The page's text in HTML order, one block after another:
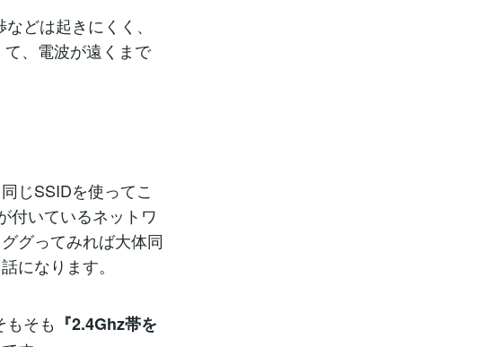
どは起きにくく、
、電波が遠くまで
じSSIDを使ってこ
付いているネットワ
グってみれば大体同
になります。
もそも 『2.4Ghz帯を